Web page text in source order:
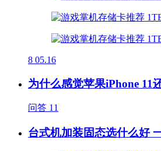
8 05.16
为什么感觉苹果iPhone 11
问答 11
台式机加装固态选什么好